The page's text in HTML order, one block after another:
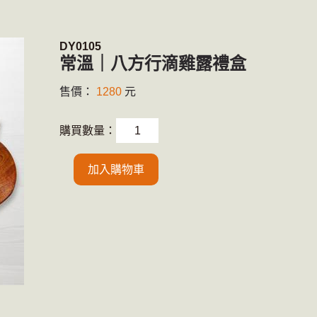
DY0105
常溫｜八方行滴雞露禮盒
售價： 1280 元
購買數量：